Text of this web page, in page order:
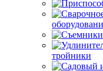
тройники